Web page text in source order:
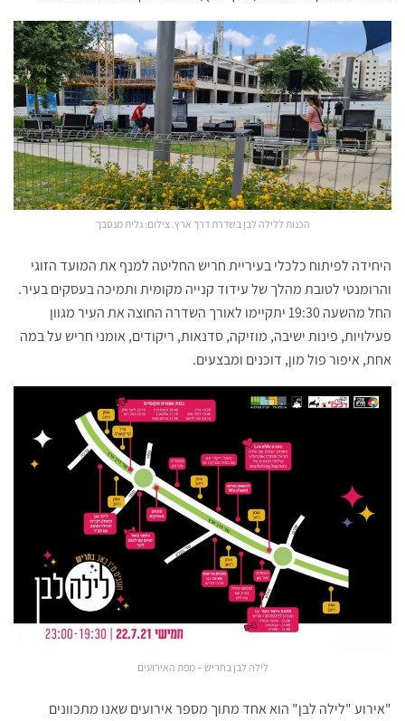
הכנות ללילה לבן בשדרת דרך ארץ. צילום: גלית מנסבך
היחידה לפיתוח כלכלי בעיריית חריש החליטה למנף את המועד הזוגי
והרומנטי לטובת מהלך של עידוד קנייה מקומית ותמיכה בעסקים בעיר.
החל מהשעה 19:30 יתקיימו לאורך השדרה החוצה את העיר מגוון
פעילויות, פינות ישיבה, מוזיקה, סדנאות, ריקודים, אומני חריש על במה
אחת, איפור פול מון, דוכנים ומבצעים.
לילה לבן בחריש – מפת האירועים
"אירוע "לילה לבן" הוא אחד מתוך מספר אירועים שאנו מתכוונים